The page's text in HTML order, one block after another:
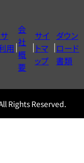
用
会
社
概
要
サイ
トマ
ップ
ダウン
ロード
書類
Rights Reserved.